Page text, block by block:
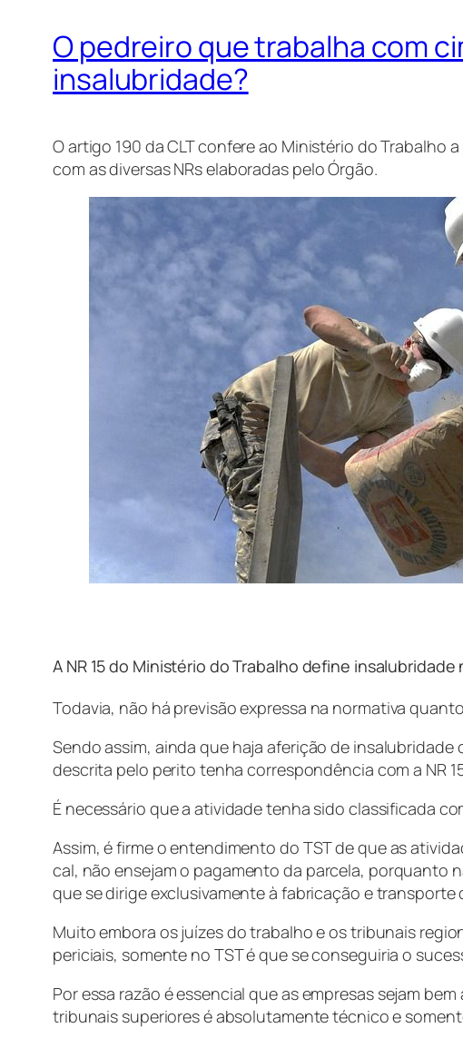
O pedreiro que trabalha com
insalubridade?
O artigo 190 da CLT confere ao Ministério do
com as diversas NRs elaboradas pelo Órgão.
A NR 15 do Ministério do Trabalho define
Todavia, não há previsão expressa na normativa
Sendo assim, ainda que haja aferição de
descrita pelo perito tenha correspondência com a NR
É necessário que a atividade tenha sido classificada
Assim, é firme o entendimento do TST de que as
cal, não ensejam o pagamento da parcela, porquanto
que se dirige exclusivamente à fabricação e
Muito embora os juízes do trabalho e os tribunais
periciais, somente no TST é que se conseguiria o
Por essa razão é essencial que as empresas sejam
tribunais superiores é absolutamente técnico e